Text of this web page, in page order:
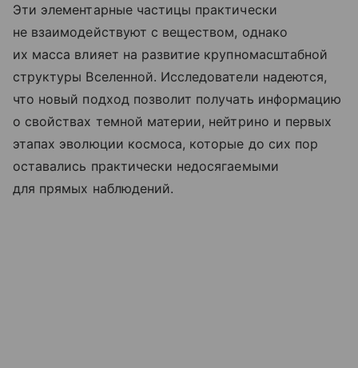
Эти элементарные частицы практически
не взаимодействуют с веществом, однако
их масса влияет на развитие крупномасштабной
структуры Вселенной. Исследователи надеются,
что новый подход позволит получать информацию
о свойствах темной материи, нейтрино и первых
этапах эволюции космоса, которые до сих пор
оставались практически недосягаемыми
для прямых наблюдений.